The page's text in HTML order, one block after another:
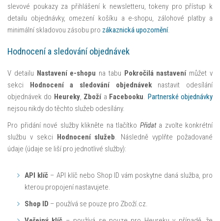
slevové poukazy za přihlášení k newsletteru, tokeny pro přístup k
detailu objednávky, omezení košíku a e-shopu, zálohové platby a
minimální skladovou zásobu pro zákaznická upozornění.
Hodnocení a sledování objednávek
V detailu Nastavení e-shopu na tabu Pokročilá nastavenímůžet v
sekci Hodnocení a sledování objednáveknastavit odesílání
objednávek do Heureky, Zbožía Facebooku. Partnerské objednávky
nejsou nikdy do těchto služeb odesílány.
Pro přidání nové služby klikněte na tlačítko Přidata zvolte konkrétní
službu v sekci Hodnocení služeb. Následně vyplňte požadované
údaje (údaje se liší pro jednotlivé služby):
API klíč– API klíč nebo Shop ID vám poskytne daná služba, pro
kterou propojení nastavujete.
Shop ID – používá se pouze pro Zboží.cz.